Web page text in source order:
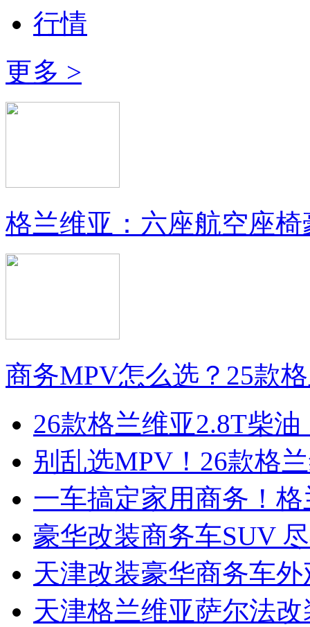
行情
更多 >
格兰维亚：六座航空座
商务MPV怎么选？25款
26款格兰维亚2.8T柴
别乱选MPV！26款格
一车搞定家用商务！
豪华改装商务车SUV
天津改装豪华商务车
天津格兰维亚萨尔法